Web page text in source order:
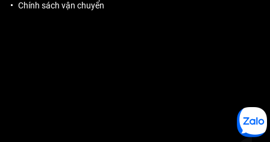
Chính sách vận chuyển